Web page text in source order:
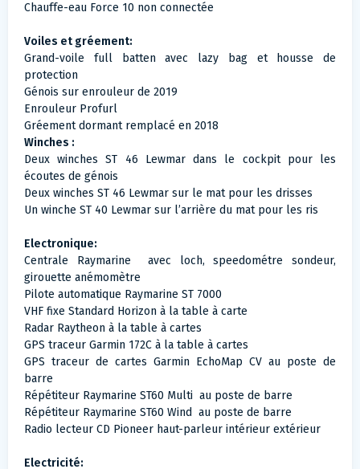
Chauffe-eau Force 10 non connectée
Voiles et gréement:
Grand-voile full batten avec lazy bag et housse de
protection
Génois sur enrouleur de 2019
Enrouleur Profurl
Gréement dormant remplacé en 2018
Winches :
Deux winches ST 46 Lewmar dans le cockpit pour les
écoutes de génois
Deux winches ST 46 Lewmar sur le mat pour les drisses
Un winche ST 40 Lewmar sur l’arrière du mat pour les ris
Electronique:
Centrale Raymarine avec loch, speedométre sondeur,
girouette anémomètre
Pilote automatique Raymarine ST 7000
VHF fixe Standard Horizon à la table à carte
Radar Raytheon à la table à cartes
GPS traceur Garmin 172C à la table à cartes
GPS traceur de cartes Garmin EchoMap CV au poste de
barre
Répétiteur Raymarine ST60 Multi au poste de barre
Répétiteur Raymarine ST60 Wind au poste de barre
Radio lecteur CD Pioneer haut-parleur intérieur extérieur
Electricité: